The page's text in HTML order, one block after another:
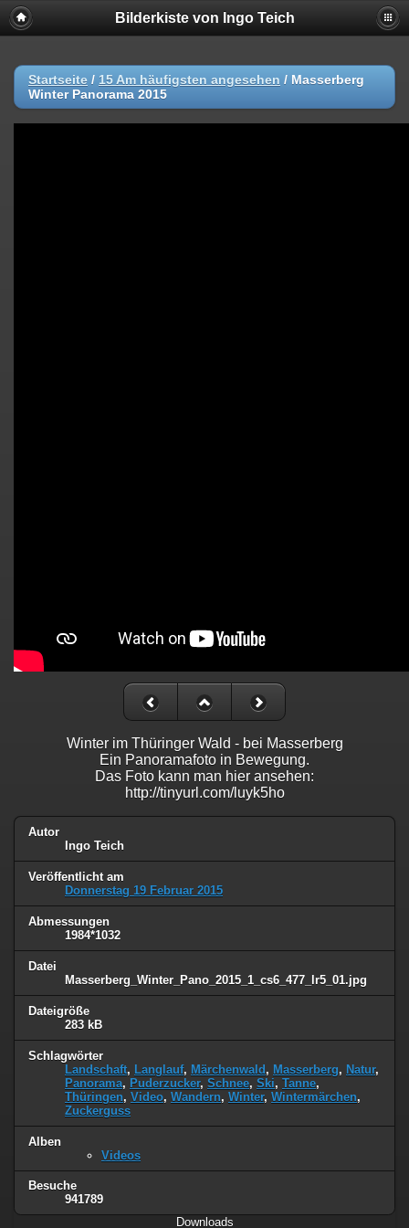
Bilderkiste von Ingo Teich
Startseite / 15 Am häufigsten angesehen / Masserberg
Winter Panorama 2015
Winter im Thüringer Wald - bei Masserberg
Ein Panoramafoto in Bewegung.
Das Foto kann man hier ansehen:
http://tinyurl.com/luyk5ho
Autor
Ingo Teich
Veröffentlicht am
Donnerstag 19 Februar 2015
Abmessungen
1984*1032
Datei
Masserberg_Winter_Pano_2015_1_cs6_477_lr5_01.jpg
Dateigröße
283 kB
Schlagwörter
Landschaft, Langlauf, Märchenwald, Masserberg, Natur,
Panorama, Puderzucker, Schnee, Ski, Tanne,
Thüringen, Video, Wandern, Winter, Wintermärchen,
Zuckerguss
Alben
Videos
Besuche
941789
Downloads